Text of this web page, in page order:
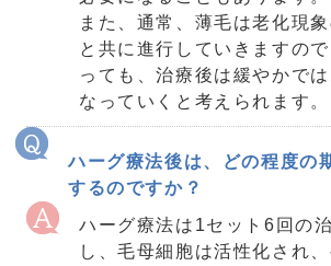
また、通常、薄毛は老化現
と共に進行していきますの
っても、治療後は緩やかで
なっていくと考えられます。
ハーグ療法後は、どの程度の
するのですか？
ハーグ療法は1セット6回の
し、毛母細胞は活性化され